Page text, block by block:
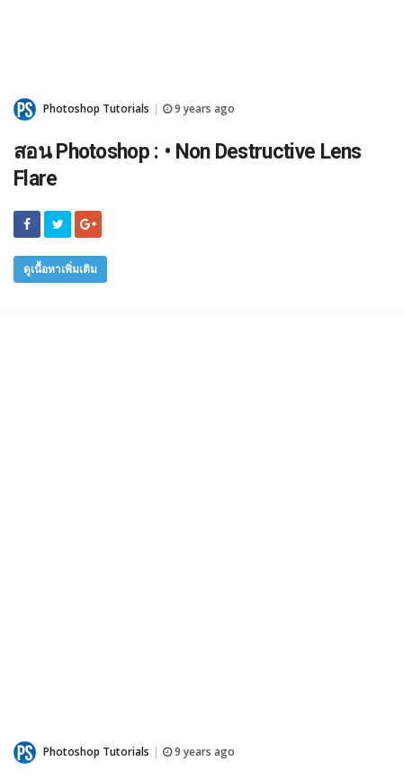
Photoshop Tutorials 9 years ago
สอน Photoshop : • Non Destructive Lens
Flare
ดูเนื้อหาเพิ่มเติม
Photoshop Tutorials 9 years ago